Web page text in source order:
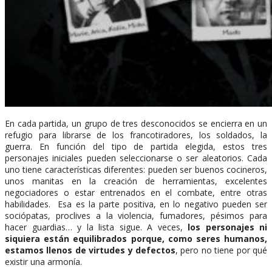
En cada partida, un grupo de tres desconocidos se encierra en un
refugio para librarse de los francotiradores, los soldados, la
guerra. En función del tipo de partida elegida, estos tres
personajes iniciales pueden seleccionarse o ser aleatorios. Cada
uno tiene características diferentes: pueden ser buenos cocineros,
unos manitas en la creación de herramientas, excelentes
negociadores o estar entrenados en el combate, entre otras
habilidades. Esa es la parte positiva, en lo negativo pueden ser
sociópatas, proclives a la violencia, fumadores, pésimos para
hacer guardias… y la lista sigue. A veces, los personajes ni
siquiera están equilibrados porque, como seres humanos,
estamos llenos de virtudes y defectos, pero no tiene por qué
existir una armonía.